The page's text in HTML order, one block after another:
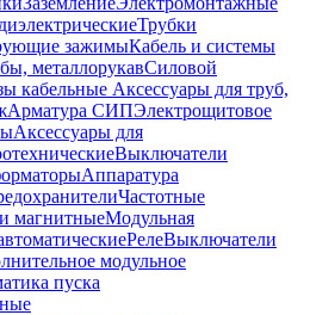
Трубки
зажимыКабель и системы
металлорукавСиловой
кабельные Аксессуары для труб,
Арматура СИПЭлектрощитовое
Аксессуары для
Выключатели
Аппаратура
Частотные
магнитныеМодульная
РелеВыключатели
модульное
пуска